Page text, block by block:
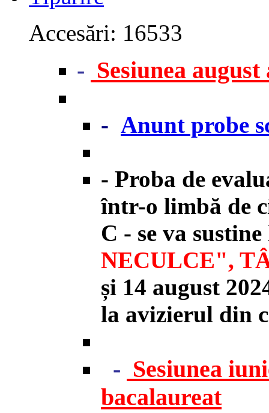
Accesări: 16533
- Sesiunea
- Anunt probe
- Proba de
într-o limbă de
C - se va
NECULCE",
și 14 august
la avizierul din
- Sesiunea
bacalaureat